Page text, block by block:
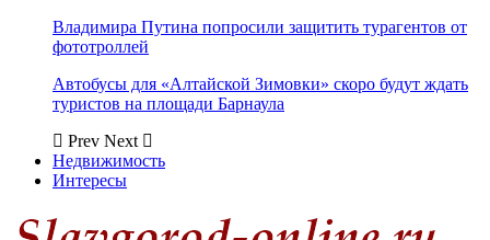
Владимира Путина попросили защитить турагентов от
фототроллей
Автобусы для «Алтайской Зимовки» скоро будут ждать
туристов на площади Барнаула
Prev Next
Недвижимость
Интересы